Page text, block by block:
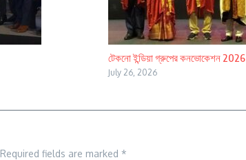
টেকনো ইন্ডিয়া গ্রুপের কনভোকেশন 2026
July 26, 2026
Required fields are marked *